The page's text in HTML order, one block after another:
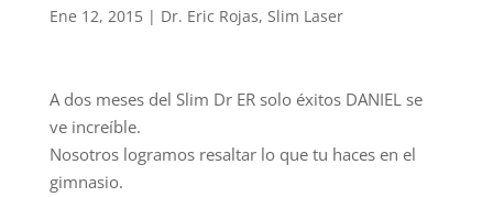
Ene 12, 2015| Dr. Eric Rojas, Slim Laser
A dos meses del Slim Dr ER solo éxitos DANIEL se
ve increíble.
Nosotros logramos resaltar lo que tu haces en el
gimnasio.